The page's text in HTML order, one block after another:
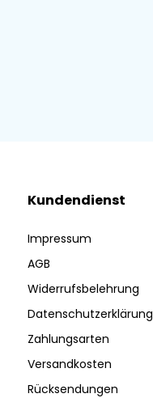
Kundendienst
Impressum
AGB
Widerrufsbelehrung
Datenschutzerklärung
Zahlungsarten
Versandkosten
Rücksendungen